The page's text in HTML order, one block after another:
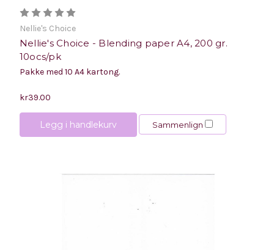
Nellie's Choice
Nellie's Choice - Blending paper A4, 200 gr.
10ocs/pk
Pakke med 10 A4 kartong.
kr39.00
Legg i handlekurv Sammenlign